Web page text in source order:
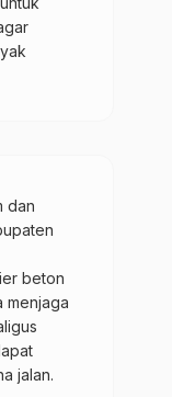
dan
beton
menjaga
jalan.